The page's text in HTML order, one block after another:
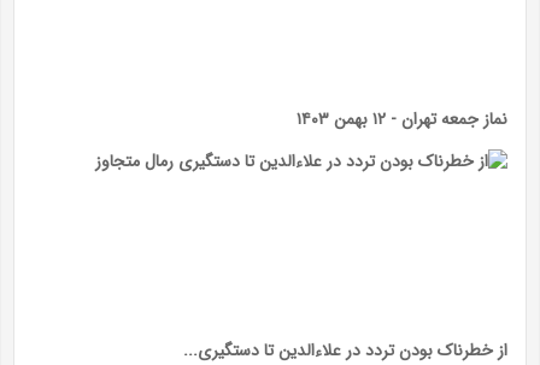
نماز جمعه تهران - ۱۲ بهمن ۱۴۰۳
از خطرناک بودن تردد در علاءالدین تا دستگیری...